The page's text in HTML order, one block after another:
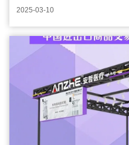
2025-03-10